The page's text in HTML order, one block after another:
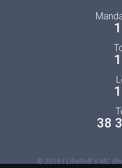
38
© 2026 | LilleRolf's MC